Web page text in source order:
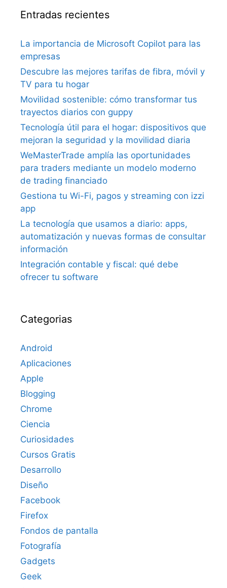
Entradas recientes
La importancia de Microsoft Copilot para las
empresas
Descubre las mejores tarifas de fibra, móvil y
TV para tu hogar
Movilidad sostenible: cómo transformar tus
trayectos diarios con guppy
Tecnología útil para el hogar: dispositivos que
mejoran la seguridad y la movilidad diaria
WeMasterTrade amplía las oportunidades
para traders mediante un modelo moderno
de trading financiado
Gestiona tu Wi-Fi, pagos y streaming con izzi
app
La tecnología que usamos a diario: apps,
automatización y nuevas formas de consultar
información
Integración contable y fiscal: qué debe
ofrecer tu software
Categorias
Android
Aplicaciones
Apple
Blogging
Chrome
Ciencia
Curiosidades
Cursos Gratis
Desarrollo
Diseño
Facebook
Firefox
Fondos de pantalla
Fotografía
Gadgets
Geek